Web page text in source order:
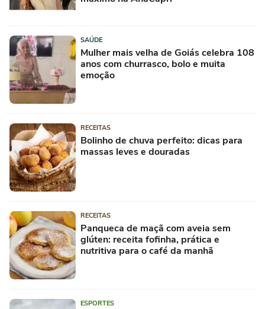
SAÚDE
Mulher mais velha de Goiás celebra 108
anos com churrasco, bolo e muita
emoção
RECEITAS
Bolinho de chuva perfeito: dicas para
massas leves e douradas
RECEITAS
Panqueca de maçã com aveia sem
glúten: receita fofinha, prática e
nutritiva para o café da manhã
ESPORTES